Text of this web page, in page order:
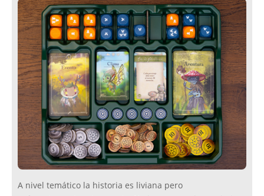
A nivel temático la historia es liviana pero